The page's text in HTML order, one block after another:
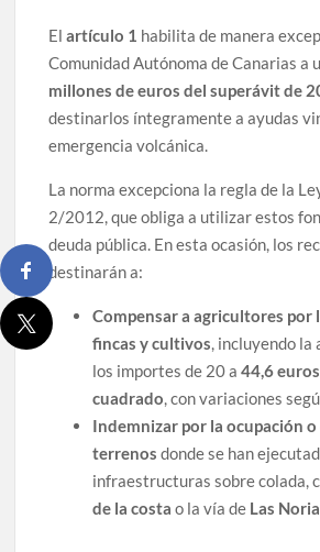
Elartículo 1 habilita de manera
Comunidad Autónoma de Canarias a
millones de euros del superávit de
destinarlos íntegramente a ayudas
emergencia volcánica.
La norma excepciona la regla de la
2/2012, que obliga a utilizar estos
deuda pública. En esta ocasión, los
destinarán a:
Compensar a agricultores por
fincas y cultivos , incluyendo
los importes de 20 a44,6
cuadrado , con variaciones
Indemnizar por la ocupación
terrenos donde se han
infraestructuras sobre colada,
de la costa o la vía de Las